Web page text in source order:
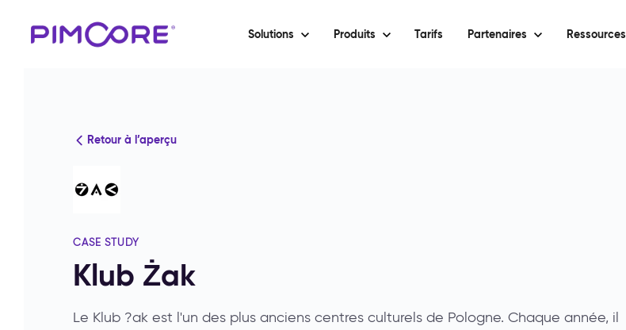
Solutions Produits Tarifs Partenaires Ressources
Retour à l’aperçu
CASE STUDY
Klub Żak
Le Klub ?ak est l'un des plus anciens centres culturels de Pologne. Chaque année, il